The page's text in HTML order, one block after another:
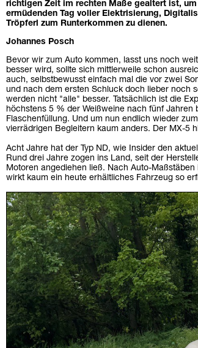
richtigen Zeit im rechten Maße gealtert ist,
ermüdenden Tag voller Elektrisierung,
Tröpferl zum Runterkommen zu dienen.
Johannes Posch
Bevor wir zum Auto kommen, lasst uns noch
besser wird, sollte sich mittlerweile schon
auch, selbstbewusst einfach mal die vor zwei
und nach dem ersten Schluck doch lieber noch
werden nicht "alle" besser. Tatsächlich ist die
höchstens 5 % der Weißweine nach fünf
Flaschenfüllung. Und um nun endlich wieder
vierrädrigen Begleitern kaum anders. Der MX-5
Acht Jahre hat der Typ ND, wie Insider den
Rund drei Jahre zogen ins Land, seit der
Motoren angediehen ließ. Nach Auto-
wirkt kaum ein heute erhältliches Fahrzeug so